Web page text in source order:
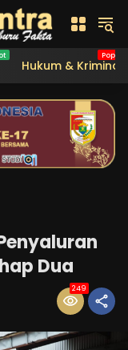
Hukum & Kriminal
Dua
249